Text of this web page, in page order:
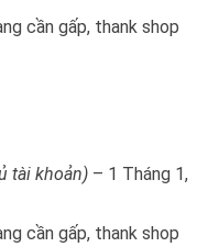
cần gấp, thank shop
tài khoản) – 1 Tháng 1,
cần gấp, thank shop